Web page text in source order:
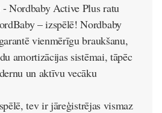
- Nordbaby Active Plus ratu
– izspēlē! Nordbaby
vienmērīgu braukšanu,
amortizācijas sistēmai, tāpēc
un aktīvu vecāku
tev ir jāreģistrējas vismaz